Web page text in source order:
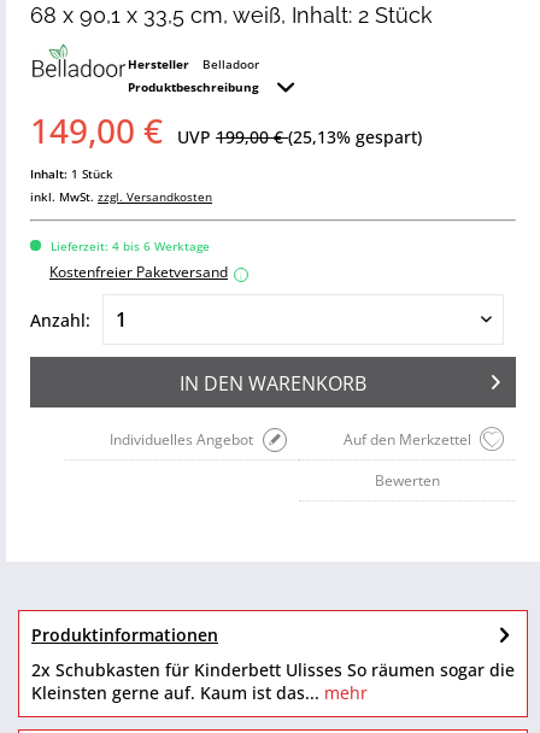
68 x 90,1 x 33,5 cm, weiß, Inhalt: 2 Stück
Hersteller
Belladoor
Produktbeschreibung
149,00 € UVP 199,00 €(25,13% gespart)
Inhalt: 1 Stück
inkl. MwSt. zzgl. Versandkosten
Lieferzeit: 4 bis 6 Werktage
Kostenfreier Paketversand i
Anzahl:
IN DEN WARENKORB
Auf den Merkzettel
Individuelles Angebot
Bewerten
Produktinformationen
2x Schubkasten für Kinderbett Ulisses So räumen sogar die
Kleinsten gerne auf. Kaum ist das... mehr